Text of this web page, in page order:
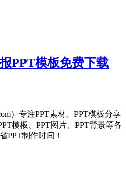
PPT模板免费下载
）专注PPT素材、PPT模板分享
模板、PPT图片、PPT背景等各
PPT制作时间！